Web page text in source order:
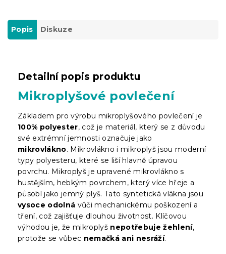
Popis Diskuze
Detailní popis produktu
Mikroplyšové povlečení
Základem pro výrobu mikroplyšového povlečení je
100% polyester, což je materiál, který se z důvodu
své extrémní jemnosti označuje jako
mikrovlákno. Mikrovlákno i mikroplyš jsou moderní
typy polyesteru, které se liší hlavně úpravou
povrchu. Mikroplyš je upravené mikrovlákno s
hustějším, hebkým povrchem, který více hřeje a
působí jako jemný plyš. Tato syntetická vlákna jsou
vysoce odolná vůči mechanickému poškození a
tření, což zajišťuje dlouhou životnost. Klíčovou
výhodou je, že mikroplyš nepotřebuje žehlení,
protože se vůbec nemačká ani nesráží.